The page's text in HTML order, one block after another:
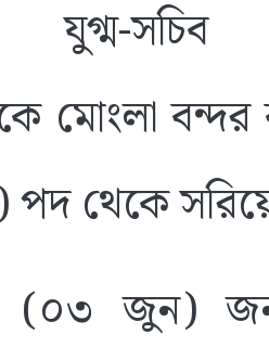
যুগ্ম-সচিব
মোংলা
পদ থেকে
(০৩ জুন)